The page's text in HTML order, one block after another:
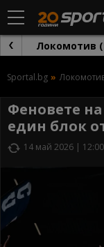
Локомотив
Sportal.bg
Феновете
един блок
14 май 2026 | 12:00